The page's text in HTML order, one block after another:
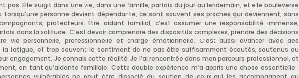
pas. Elle surgit dans une vie, dans une famille, parfois du jour au lendemain, et elle bouleverse
Lorsqu’une personne devient dépendante, ce sont souvent ses proches qui deviennent, sans
protecteurs. Être aidant familial, c’est assumer une responsabilité immense,
dans la solitude. C’est devoir comprendre des dispositifs complexes, prendre des décisions
vie personnelle, professionnelle et charge émotionnelle. C’est aussi avancer avec des
la fatigue, et trop souvent le sentiment de ne pas être suffisamment écoutés, soutenus ou
engagement. Je connais cette réalité. Je l’ai rencontrée dans mon parcours professionnel, et
en tant qu’aidante familiale. Cette double expérience m’a appris une chose essentielle :
vulnérables ne peut être dissocié du soutien de ceux qui les accompagnent au